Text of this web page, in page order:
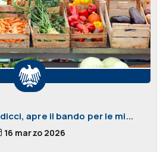
apre il bando per le mi...
16 marzo 2026